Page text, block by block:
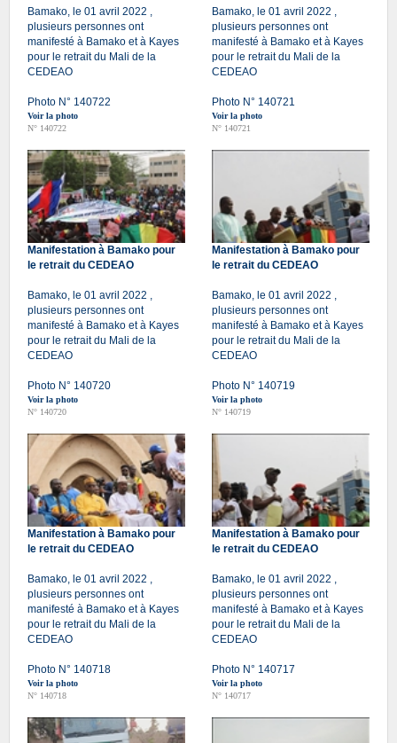
Bamako, le 01 avril 2022 ,
plusieurs personnes ont
manifesté à Bamako et à Kayes
pour le retrait du Mali de la
CEDEAO
Photo N° 140722
Voir la photo
N° 140722
Bamako, le 01 avril 2022 ,
plusieurs personnes ont
manifesté à Bamako et à Kayes
pour le retrait du Mali de la
CEDEAO
Photo N° 140721
Voir la photo
N° 140721
Manifestation à Bamako pour
le retrait du CEDEAO
Bamako, le 01 avril 2022 ,
plusieurs personnes ont
manifesté à Bamako et à Kayes
pour le retrait du Mali de la
CEDEAO
Photo N° 140720
Voir la photo
N° 140720
Manifestation à Bamako pour
le retrait du CEDEAO
Bamako, le 01 avril 2022 ,
plusieurs personnes ont
manifesté à Bamako et à Kayes
pour le retrait du Mali de la
CEDEAO
Photo N° 140719
Voir la photo
N° 140719
Manifestation à Bamako pour
le retrait du CEDEAO
Bamako, le 01 avril 2022 ,
plusieurs personnes ont
manifesté à Bamako et à Kayes
pour le retrait du Mali de la
CEDEAO
Photo N° 140718
Voir la photo
N° 140718
Manifestation à Bamako pour
le retrait du CEDEAO
Bamako, le 01 avril 2022 ,
plusieurs personnes ont
manifesté à Bamako et à Kayes
pour le retrait du Mali de la
CEDEAO
Photo N° 140717
Voir la photo
N° 140717